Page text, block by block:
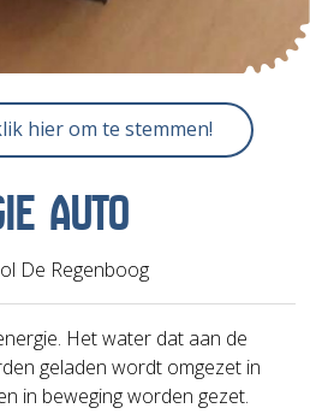
hier om te stemmen!
AUTO
De Regenboog
Het water dat aan de
geladen wordt omgezet in
in beweging worden gezet.